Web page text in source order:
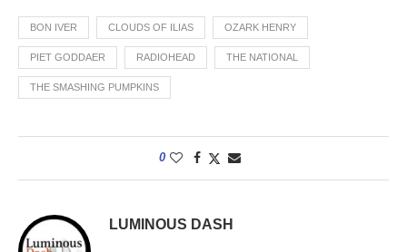
BON IVER CLOUDS OF ILIAS OZARK HENRY
PIET GODDAER RADIOHEAD THE NATIONAL
THE SMASHING PUMPKINS
0
LUMINOUS DASH